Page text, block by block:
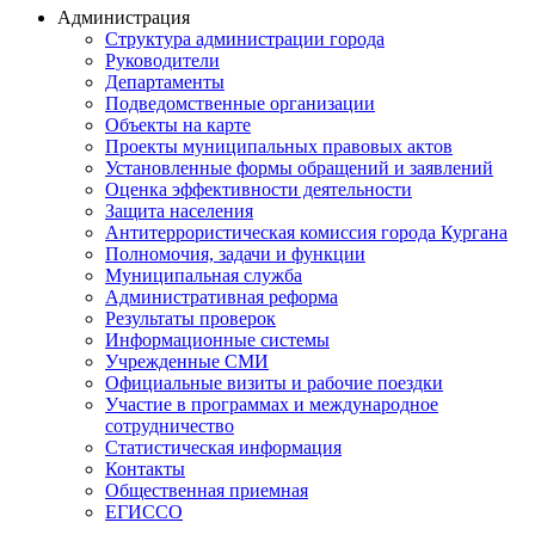
Администрация
Структура администрации города
Руководители
Департаменты
Подведомственные организации
Объекты на карте
Проекты муниципальных правовых актов
Установленные формы обращений и заявлений
Оценка эффективности деятельности
Защита населения
Антитеррористическая комиссия города Кургана
Полномочия, задачи и функции
Муниципальная служба
Административная реформа
Результаты проверок
Информационные системы
Учрежденные СМИ
Официальные визиты и рабочие поездки
Участие в программах и международное
сотрудничество
Статистическая информация
Контакты
Общественная приемная
ЕГИССО